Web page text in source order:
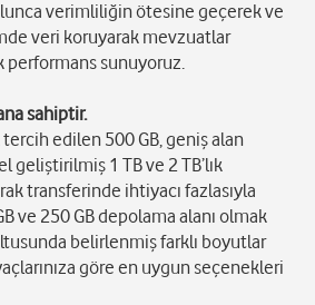
verimliliğin ötesine geçerek ve
veri koruyarak mevzuatlar
performans sunuyoruz.
sahiptir.
tercih edilen 500 GB, geniş alan
geliştirilmiş 1 TB ve 2 TB’lık
transferinde ihtiyacı fazlasıyla
ve 250 GB depolama alanı olmak
belirlenmiş farklı boyutlar
göre en uygun seçenekleri